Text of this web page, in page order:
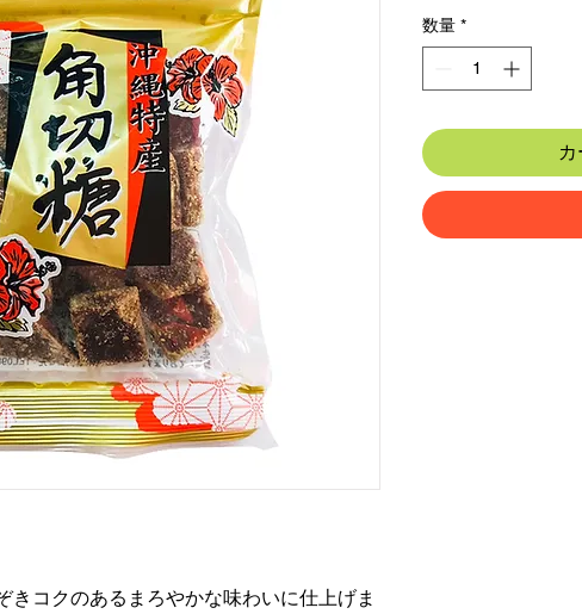
きコクのあるまろやかな味わいに仕上げま
数量 *